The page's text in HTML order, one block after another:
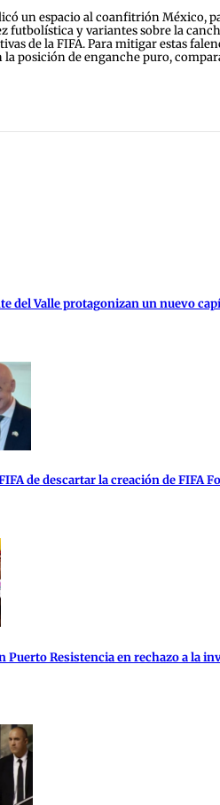
un espacio al coanfitrión México,
futbolística y variantes sobre la
de la FIFA. Para mitigar estas
posición de enganche puro,
del Valle protagonizan un nuevo
de descartar la creación de FIFA
Puerto Resistencia en rechazo a la